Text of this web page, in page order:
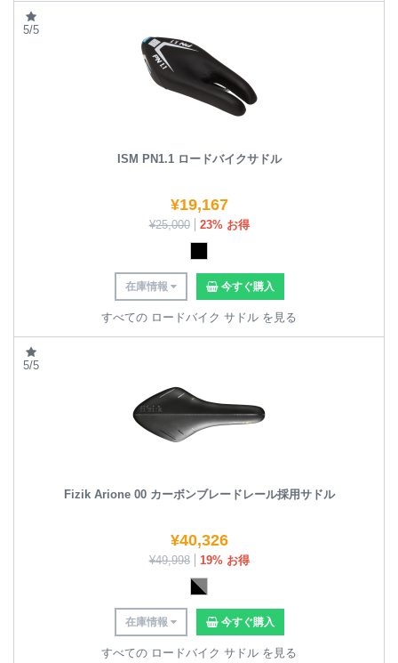
5/5
ISM PN1.1 ロードバイクサドル
¥19,167
¥25,000 23% お得
在庫情報 今すぐ購入
すべての ロードバイク サドル を見る
5/5
Fizik Arione 00 カーボンブレードレール採用サドル
¥40,326
¥49,998 19% お得
在庫情報 今すぐ購入
すべての ロードバイク サドル を見る